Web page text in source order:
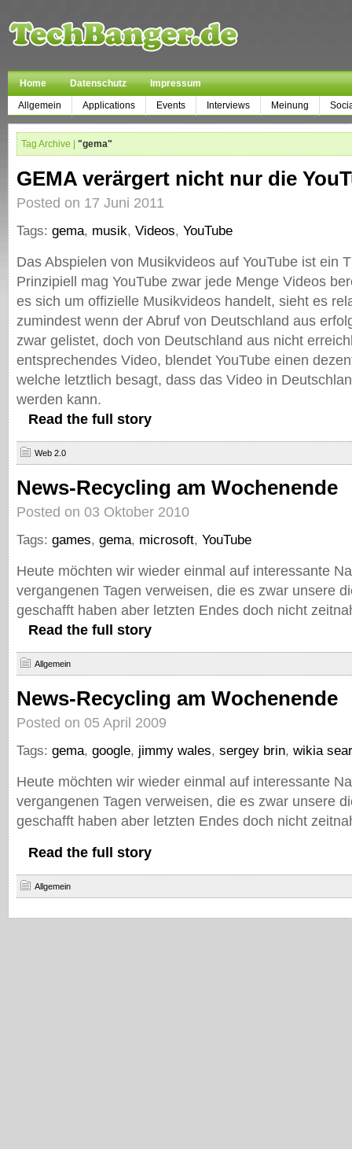
Home Datenschutz
Impressum
Allgemein
Applications Events Interviews Meinung
Tag Archive | "gema"
GEMA verärgert nicht nur die
Posted on 17 Juni 2011
Tags: gema, musik, Videos, YouTube
Das Abspielen von Musikvideos auf YouTube ist ein
Prinzipiell mag YouTube zwar jede Menge Videos
es sich um offizielle Musikvideos handelt, sieht es
zumindest wenn der Abruf von Deutschland aus
zwar gelistet, doch von Deutschland aus nicht
entsprechendes Video, blendet YouTube einen
welche letztlich besagt, dass das Video in
werden kann.
Read the full story
Web 2.0
News-Recycling am Wochenende
Posted on 03 Oktober 2010
Tags: games, gema, microsoft, YouTube
Heute möchten wir wieder einmal auf interessante
vergangenen Tagen verweisen, die es zwar unsere
geschafft haben aber letzten Endes doch nicht
Read the full story
Allgemein
News-Recycling am Wochenende
Posted on 05 April 2009
Tags: gema, google, jimmy wales, sergey brin, wikia
Heute möchten wir wieder einmal auf interessante
vergangenen Tagen verweisen, die es zwar unsere
geschafft haben aber letzten Endes doch nicht
Read the full story
Allgemein